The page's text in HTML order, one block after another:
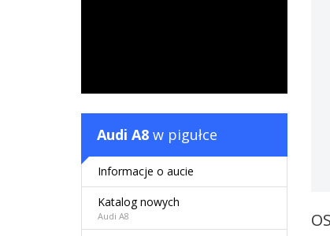
Audi A8 w pigułce
Informacje o aucie
Katalog nowych
Audi A8